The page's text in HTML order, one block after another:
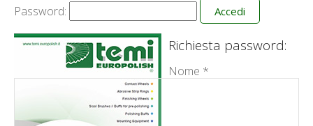
Password:
Richiesta password:
Nome *